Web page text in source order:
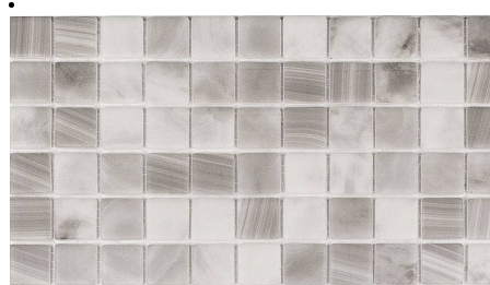
м2
31.7 cм x 31.7 cм
1 упаковка = 2.01 м2 = 20 шт.
Площадь поверхности, м2